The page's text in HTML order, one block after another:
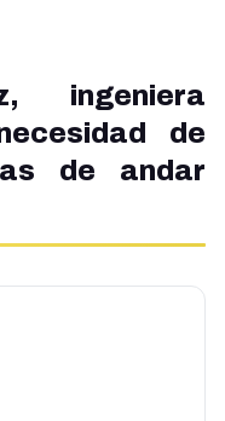
ingeniera
de
de andar